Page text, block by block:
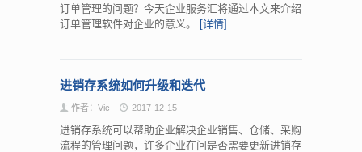
订单管理的问题？今天企业服务汇将通过本文来介绍
订单管理软件对企业的意义。 [详情]
进销存系统如何升级和迭代
作者：Vic 2017-12-15
进销存系统可以帮助企业解决企业销售、仓储、采购
流程的管理问题，许多企业在问是否需要更新进销存